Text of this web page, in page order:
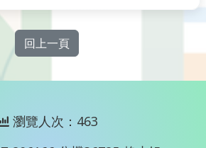
回上一頁
瀏覽人次：463